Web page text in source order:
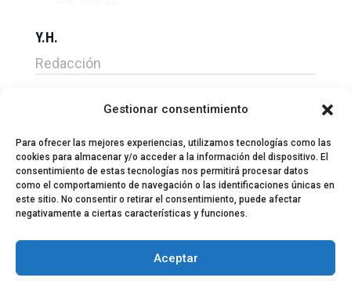
Gestionar consentimiento
Para ofrecer las mejores experiencias, utilizamos tecnologías como las
cookies para almacenar y/o acceder a la información del dispositivo. El
consentimiento de estas tecnologías nos permitirá procesar datos
como el comportamiento de navegación o las identificaciones únicas en
este sitio. No consentir o retirar el consentimiento, puede afectar
negativamente a ciertas características y funciones.
Aceptar
Y.H.
Redacción
Equipo EPDLT Contacto